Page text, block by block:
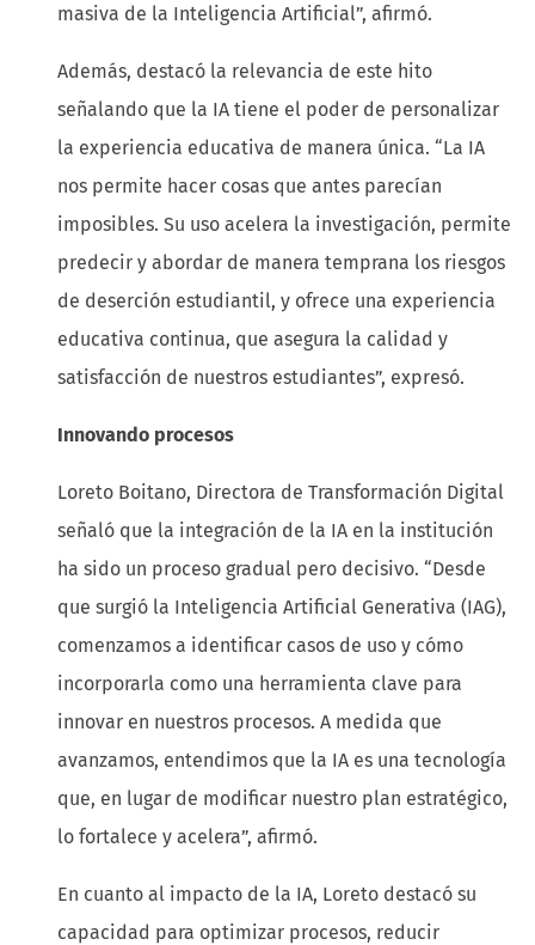
masiva de la Inteligencia Artificial”, afirmó.
Además, destacó la relevancia de este hito
señalando que la IA tiene el poder de personalizar
la experiencia educativa de manera única. “La IA
nos permite hacer cosas que antes parecían
imposibles. Su uso acelera la investigación, permite
predecir y abordar de manera temprana los riesgos
de deserción estudiantil, y ofrece una experiencia
educativa continua, que asegura la calidad y
satisfacción de nuestros estudiantes”, expresó.
Innovando procesos
Loreto Boitano, Directora de Transformación Digital
señaló que la integración de la IA en la institución
ha sido un proceso gradual pero decisivo. “Desde
que surgió la Inteligencia Artificial Generativa (IAG),
comenzamos a identificar casos de uso y cómo
incorporarla como una herramienta clave para
innovar en nuestros procesos. A medida que
avanzamos, entendimos que la IA es una tecnología
que, en lugar de modificar nuestro plan estratégico,
lo fortalece y acelera”, afirmó.
En cuanto al impacto de la IA, Loreto destacó su
capacidad para optimizar procesos, reducir